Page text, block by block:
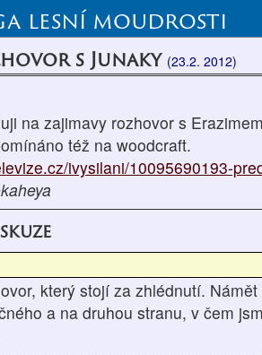
lesní moudrosti
s Junaky (23.2. 2012)
na zajimavy rozhovor s
též na woodcraft.
ivysilani/10095690193-
který stojí za zhlédnutí.
a na druhou stranu, v čem